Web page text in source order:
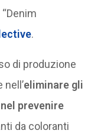
.
di produzione
eliminare gli
prevenire
da coloranti